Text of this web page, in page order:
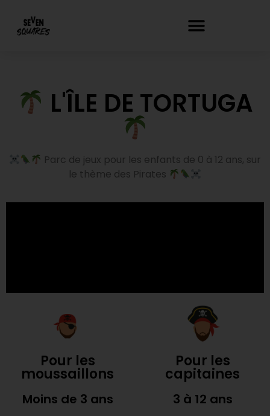
principal
L'ÎLE DE TORTUGA
Parc de jeux pour les enfants de 0 à 12 ans, sur
le thème des Pirates
Pour les
moussaillons
Moins de 3 ans
Pour les
capitaines
3 à 12 ans